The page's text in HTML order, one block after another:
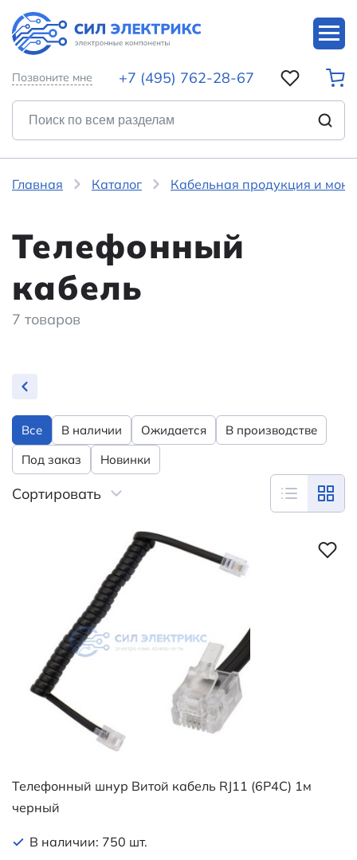
Позвоните мне +7 (495) 762-28-67
Главная Каталог Кабельная продукция и
Телефонный
кабель
7 товаров
Все В наличии Ожидается
В производстве
Под заказ
Новинки
Сортировать
Телефонный шнур Витой кабель RJ11 (6P4C) 1м
черный
В наличии: 750 шт.